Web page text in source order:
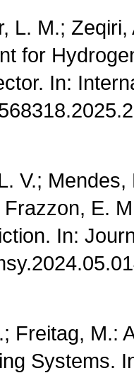
L. M.;
for
In:
V.;
E.
In:
Freitag, M.:
Systems.